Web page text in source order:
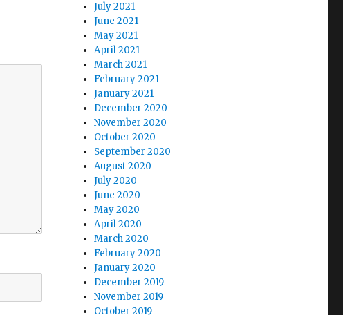
July 2021
June 2021
May 2021
April 2021
March 2021
February 2021
January 2021
December 2020
November 2020
October 2020
September 2020
August 2020
July 2020
June 2020
May 2020
April 2020
March 2020
February 2020
January 2020
December 2019
November 2019
October 2019